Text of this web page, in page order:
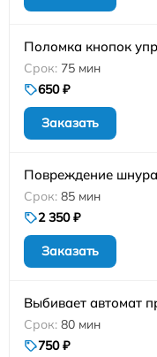
Поломка кнопок
75 мин
650 ₽
Заказать
Повреждение
85 мин
2 350 ₽
Заказать
Выбивает автомат
80 мин
750 ₽